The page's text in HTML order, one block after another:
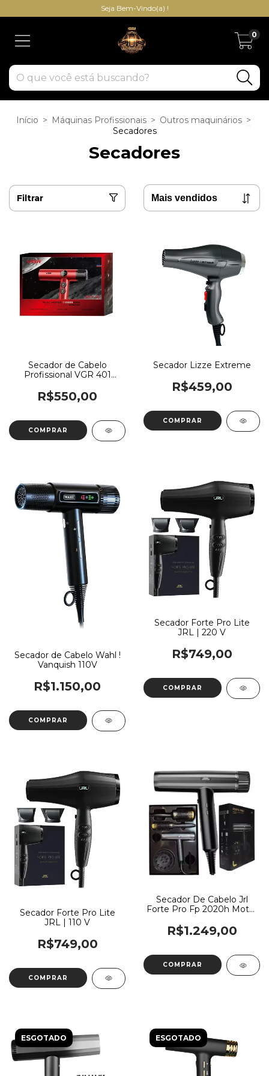
Seja Bem-Vindo(a) !
0
Início > Máquinas Profissionais > Outros maquinários >
Secadores
Secadores
Filtrar
Secador de Cabelo
Profissional VGR 401
R$550,00
COMPRAR
Secador Lizze Extreme
R$459,00
COMPRAR
Secador de Cabelo Wahl !
Vanquish 110V
R$1.150,00
Secador Forte Pro Lite
JRL | 220 V
R$749,00
Secador Forte Pro Lite
JRL | 110 V
R$749,00
Secador De Cabelo Jrl
Forte Pro Fp 2020h Motor
R$1.249,00
ESGOTADO ESGOTADO